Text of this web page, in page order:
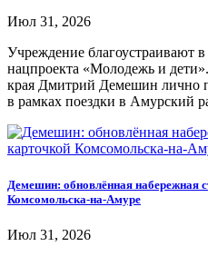
Июл 31, 2026
Учреждение благоустраивают в
нацпроекта «Молодежь и
края Дмитрий Демешин лично
в рамках поездки в Амурский
Демешин: обновлённая набережная
Комсомольска-на-Амуре
Июл 31, 2026